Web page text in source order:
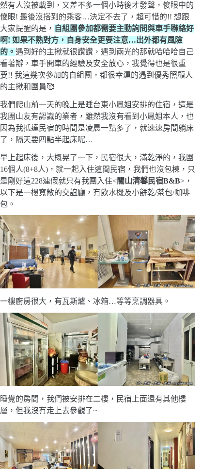
然有人沒被載到，又差不多一個小時後才發聲，傻眼中的
傻眼! 最後沒搭到的乘客…決定不去了，超可惜的!! 想跟
大家提醒的是， 自組團參加都需要主動詢問與車手聯絡好
啊! 如果不熟對方，自身安全更要注意…出外都有風險
的。 遇到好的主揪就很讚讚，遇到兩光的那就哈哈哈自己
看著辦，車手開車的經驗及安全放心，我覺得也是很重
要!! 我這幾次參加的自組團，都很幸運的遇到優秀照顧人
的主揪和團員🥰
我們爬山前一天的晚上是睡台東小鳳姐安排的住宿，這是
我團山友有認識的業者，雖然我沒有看到小鳳姐本人，也
因為我抵達民宿的時間是凌晨一點多了，就速速房間躺床
了，隔天要四點半起床呢…
早上起床後，大概晃了一下，民宿很大，滿乾淨的，我團
16個人(8+8人)，就一起入住這間民宿，我們也沒包棟，只
是剛好這228連假就只有我團入住<關山清馨民宿B&B>，
以下是一樓寬敞的交誼廳，有飲水機及小餅乾/茶包/咖啡
包。
一樓廚房很大，有瓦斯爐、冰箱…等等烹調器具。
睡覺的房間，我們被安排在二樓，民宿上面還有其他樓
層，但我沒有走上去參觀了~